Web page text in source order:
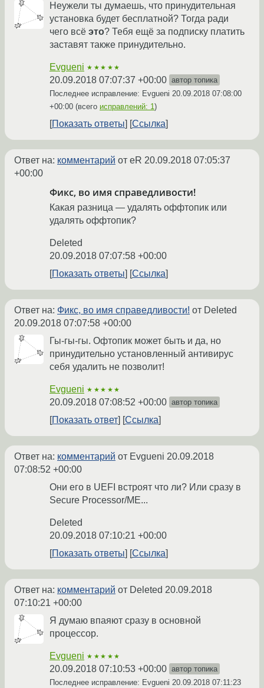
Неужели ты думаешь, что принудительная
установка будет бесплатной? Тогда ради
чего всё это? Тебя ещё за подписку платить
заставят также принудительно.
Evgueni ★★★★★
20.09.2018 07:07:37 +00:00 автор топика
Последнее исправление: Evgueni 20.09.2018 07:08:00
+00:00 (всего исправлений: 1)
Показать ответы Ссылка
Ответ на: комментарий от eR 20.09.2018 07:05:37
+00:00
Фикс, во имя справедливости!
Какая разница — удалять оффтопик или
удалять оффтопик?
Deleted
20.09.2018 07:07:58 +00:00
Показать ответы
Ссылка
Ответ на: Фикс, во имя справедливости! от Deleted
20.09.2018 07:07:58 +00:00
Гы-гы-гы. Офтопик может быть и да, но
принудительно установленный антивирус
себя удалить не позволит!
Evgueni ★★★★★
20.09.2018 07:08:52 +00:00 автор топика
Показать ответ Ссылка
Ответ на: комментарий от Evgueni 20.09.2018
07:08:52 +00:00
Они его в UEFI встроят что ли? Или сразу в
Secure Processor/ME...
Deleted
20.09.2018 07:10:21 +00:00
Показать ответы
Ссылка
Ответ на: комментарий от Deleted 20.09.2018
07:10:21 +00:00
Я думаю впаяют сразу в основной
процессор.
Evgueni ★★★★★
20.09.2018 07:10:53 +00:00 автор топика
Последнее исправление: Evgueni 20.09.2018 07:11:23